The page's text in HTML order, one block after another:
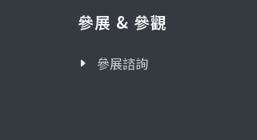
參展 & 參觀
參展諮詢